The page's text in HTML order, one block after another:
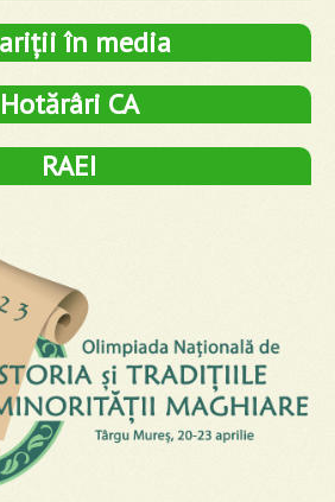
în media
Hotărâri CA
RAEI